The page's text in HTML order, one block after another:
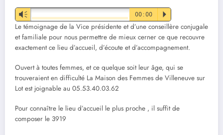
Vm 00:00 P
Le témoignage de la Vice présidente et d’une conseillère conjugale
et familiale pour nous permettre de mieux cerner ce que recouvre
exactement ce lieu d’accueil, d’écoute et d’accompagnement.
Ouvert à toutes femmes, et ce quelque soit leur âge, qui se
trouveraient en difficulté La Maison des Femmes de Villeneuve sur
Lot est joignable au 05.53.40.03.62
Pour connaître le lieu d’accueil le plus proche , il suffit de
composer le 3919